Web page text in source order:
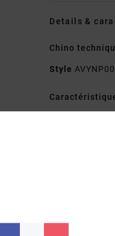
Details &
Chino
Style
Matière :
séchage
Bouton
Braguette
Poches
Poches
Fonds de